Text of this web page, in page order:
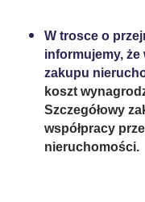
W trosce o
informujemy, że
zakupu
koszt
Szczegółowy
współpracy
nieruchomości.